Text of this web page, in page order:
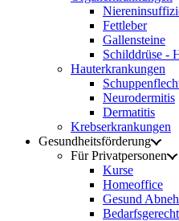
Fettleber
Gallensteine
Schilddrüse -
Hauterkrankungen
Neurodermitis
Dermatitis
Krebserkrankungen
Gesundheitsförderung
Für Privatpersonen
Kurse
Homeoffice
Gesund